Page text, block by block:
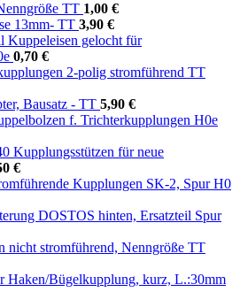
TT 1,00 €
13mm- TT 3,90 €
Kuppeleisen gelocht für
0,70 €
2-polig stromführend TT
Bausatz - TT 5,90 €
f. Trichterkupplungen H0e
Kupplungsstützen für neue
€
Kupplungen SK-2, Spur H0
DOSTOS hinten, Ersatzteil Spur
nicht stromführend, Nenngröße TT
Haken/Bügelkupplung, kurz, L.:30mm